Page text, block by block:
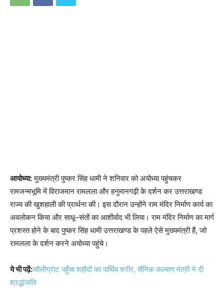
आयोध्या:मुख्यमंत्री पुष्कर सिंह धामी ने शनिवार को अयोध्या पहुंचकर
रामजन्मभूमि में विराजमान रामलला और हनुमानगढ़ी के दर्शन कर उत्तराखण्ड
राज्य की खुशहाली की प्रार्थना की। इस दौरान उन्होंने राम मंदिर निर्माण कार्य का
अवलोकन किया और साधू–संतों का आशीर्वाद भी लिया। राम मंदिर निर्माण का मार्ग
प्रशस्त होने के बाद पुष्कर सिंह धामी उत्तराखण्ड के पहले ऐसे मुख्यमंत्री हैं, जो
रामलला के दर्शन करने अयोध्या पहुंचे।
ये भी पढ़ें:जौलीग्रांट पहुँचा शहीदों का पार्थिव शरीर, सैनिक कल्याण मंत्री ने दी
श्रद्धांजलि